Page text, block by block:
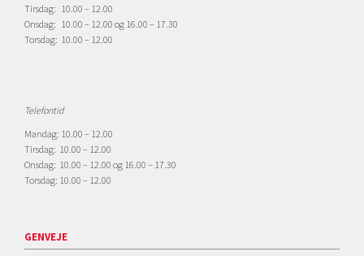
Tirsdag: 10.00 – 12.00
Onsdag: 10.00 – 12.00 og 16.00 – 17.30
Torsdag: 10.00 – 12.00
Telefontid
Mandag: 10.00 – 12.00
Tirsdag: 10.00 – 12.00
Onsdag: 10.00 – 12.00 og 16.00 – 17.30
Torsdag: 10.00 – 12.00
GENVEJE